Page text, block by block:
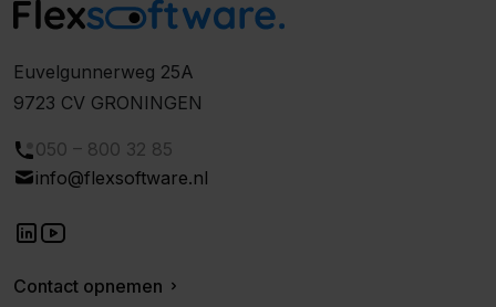
Euvelgunnerweg 25A
9723 CV GRONINGEN
050 – 800 32 85
info@flexsoftware.nl
Contact opnemen